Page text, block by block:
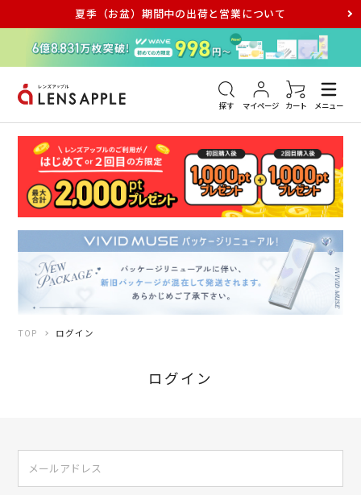
夏季（お盆）期間中の出荷と営業について
探す マイページ カート メニュー
アキュビュー メダリスト メガネ
TOP ログイン
ログイン